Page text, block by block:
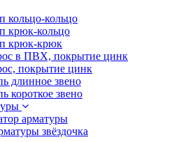
кольцо-кольцо
крюк-кольцо
крюк-крюк
в ПВХ, покрытие цинк
покрытие цинк
длинное звено
короткое звено
арматуры
звёздочка